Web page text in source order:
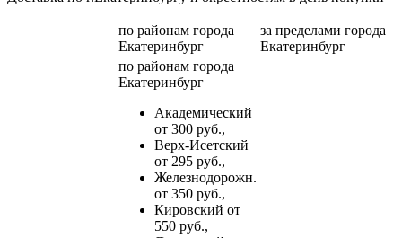
по районам города
Екатеринбург
за пределами города
Екатеринбург
по районам города
Екатеринбург
Академический
от 300 руб.,
Верх-Исетский
от 295 руб.,
Железнодорожн.
от 350 руб.,
Кировский от
550 руб.,